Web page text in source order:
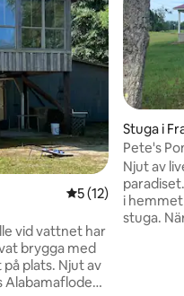
5 av 5 i
5 (12)
vid vattnet har
brygga med
plats. Njut av
Alabamafloden
Stuga i
Pete's
Njut av
i
stuga. Närhet till Monroeville (15 min) och